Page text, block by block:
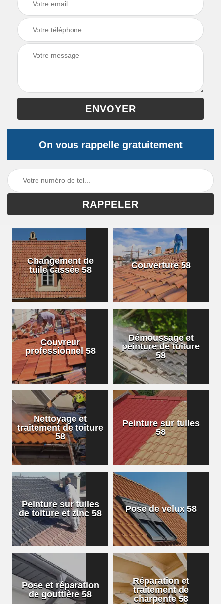
On vous rappelle gratuitement
Changement de
tuile cassée 58
Couverture 58
Couvreur
professionnel 58
Démoussage et
peinture de toiture
58
Nettoyage et
traitement de toiture
58
Peinture sur tuiles
58
Peinture sur tuiles
de toiture et zinc 58
Pose de velux 58
Pose et réparation
de gouttière 58
Réparation et
traitement de
charpente 58